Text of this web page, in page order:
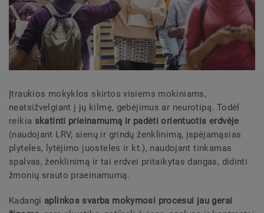
Įtraukios mokyklos skirtos visiems mokiniams,
neatsižvelgiant į jų kilmę, gebėjimus ar neurotipą. Todėl
reikia skatinti prieinamumą ir padėti orientuotis erdvėje
(naudojant LRV, sienų ir grindų ženklinimą, įspėjamąsias
plyteles, lytėjimo juosteles ir kt.), naudojant tinkamas
spalvas, ženklinimą ir tai erdvei pritaikytas dangas, didinti
žmonių srauto praeinamumą.
Kadangi aplinkos svarba mokymosi procesui jau gerai